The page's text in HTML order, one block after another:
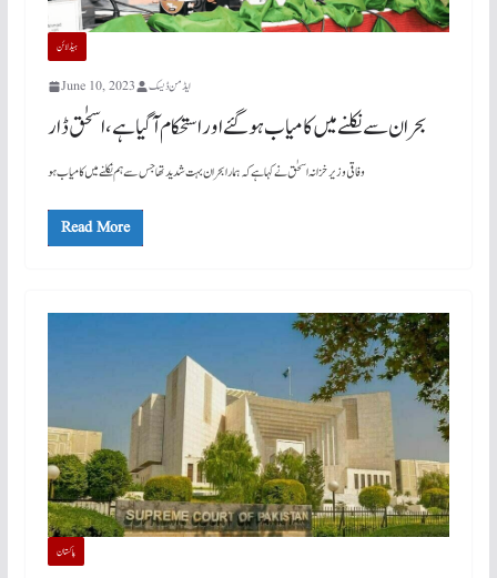
ہیڈلائن
June 10, 2023 ایڈمن ڈیسک
بحران سے نکلنے میں کامیاب ہو گئے اور استحکام آ گیا ہے، اسحٰق ڈار
وفاقی وزیر خزانہ اسحٰق نے کہا ہے کہ ہمارا بحران بہت شدید تھا جس سے ہم نکلنے میں کامیاب ہو
Read More
پاکستان